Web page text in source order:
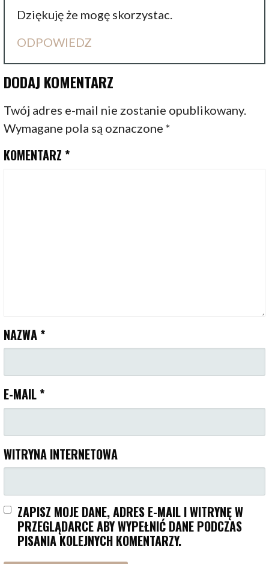
Dziękuję że mogę skorzystac.
ODPOWIEDZ
DODAJ KOMENTARZ
Twój adres e-mail nie zostanie opublikowany.
Wymagane pola są oznaczone*
KOMENTARZ *
NAZWA *
E-MAIL *
WITRYNA INTERNETOWA
ZAPISZ MOJE DANE, ADRES E-MAIL I WITRYNĘ W
PRZEGLĄDARCE ABY WYPEŁNIĆ DANE PODCZAS
PISANIA KOLEJNYCH KOMENTARZY.